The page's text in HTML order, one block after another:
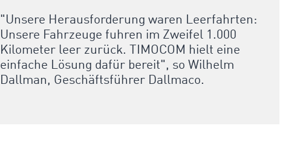
"Unsere Herausforderung waren Leerfahrten:
Unsere Fahrzeuge fuhren im Zweifel 1.000
Kilometer leer zurück.
TIMOCOM hielt eine
einfache Lösung dafür bereit", so Wilhelm
Dallman, Geschäftsführer Dallmaco.